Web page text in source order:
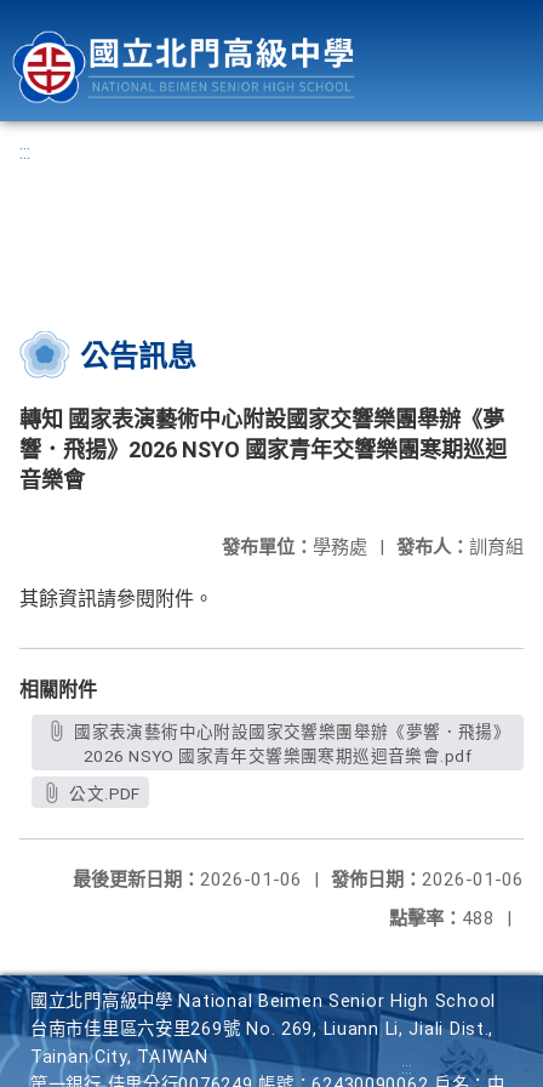
:::
公告訊息
轉知 國家表演藝術中心附設國家交響樂團舉辦《夢
響．飛揚》2026 NSYO 國家青年交響樂團寒期巡迴
音樂會
發布人： 訓育組
發布單位： 學務處 |
其餘資訊請參閱附件。
相關附件
2026 NSYO 國家青年交響樂團寒期巡迴音樂會.pdf
公文.PDF
發佈日期： 2026-01-06
最後更新日期： 2026-01-06
|
點擊率： 488 |
國立北門高級中學 National Beimen Senior High School
台南市佳里區六安里269號 No. 269, Liuann Li, Jiali Dist.,
Tainan City, TAIWAN